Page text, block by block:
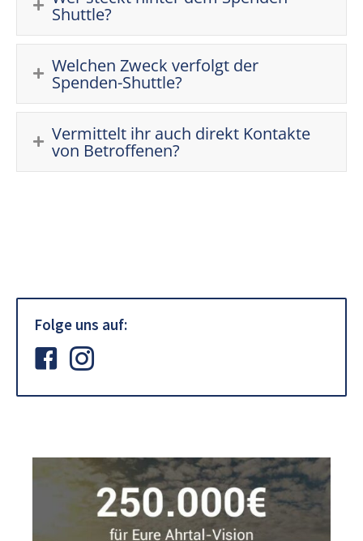
Shuttle?
Welchen Zweck verfolgt der
Spenden-Shuttle?
Vermittelt ihr auch direkt Kontakte
von Betroffenen?
Folge uns auf:
Spenden Shuttle auf Facebook
Spenden Shuttle auf Instagram